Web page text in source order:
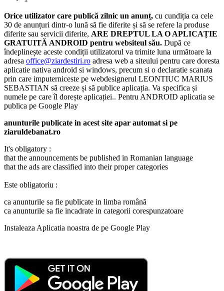
Orice utilizator care publică zilnic un anunț, cu cundiția ca cele
30 de anunțuri dintr-o lună să fie diferite și să se refere la produse
diferite sau servicii diferite, ARE DREPTUL LA O APLICAȚIE
GRATUITĂ ANDROID pentru websiteul său. După ce
îndeplinește aceste condiții utilizatorul va trimite luna următoare la
adresa office@ziardestiri.ro adresa web a siteului pentru care doresta
aplicatie nativa android si windows, precum si o declaratie scanata
prin care imputerniceste pe webdesignerul LEONTIUC MARIUS
SEBASTIAN să creeze și să publice aplicația. Va specifica și
numele pe care îl dorește aplicației.. Pentru ANDROID aplicatia se
publica pe Google Play
anunturile publicate in acest site apar automat si pe
ziaruldebanat.ro
It's obligatory :
that the announcements be published in Romanian language
that the ads are classified into their proper categories
Este obligatoriu :
ca anunturile sa fie publicate in limba română
ca anunturile sa fie incadrate in categorii corespunzatoare
Instaleaza Aplicatia noastra de pe Google Play